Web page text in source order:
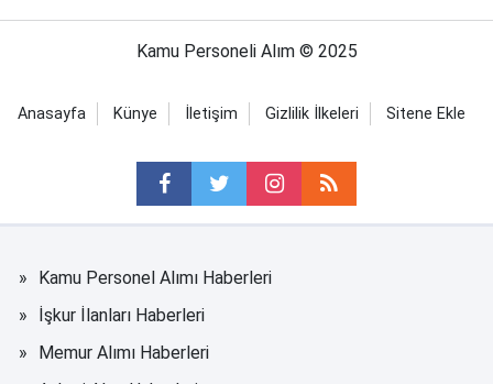
Kamu Personeli Alım © 2025
Anasayfa Künye İletişim Gizlilik İlkeleri Sitene Ekle
Kamu Personel Alımı Haberleri
İşkur İlanları Haberleri
Memur Alımı Haberleri